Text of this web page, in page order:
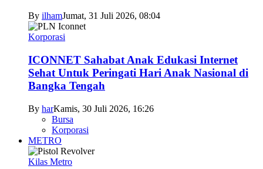
By ilhamJumat, 31 Juli 2026, 08:04
Korporasi
ICONNET Sahabat Anak Edukasi Internet
Sehat Untuk Peringati Hari Anak Nasional di
Bangka Tengah
By harKamis, 30 Juli 2026, 16:26
Bursa
Korporasi
METRO
Kilas Metro